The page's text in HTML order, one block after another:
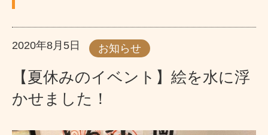
2020年8月5日 お知らせ
【夏休みのイベント】絵を水に浮
かせました！